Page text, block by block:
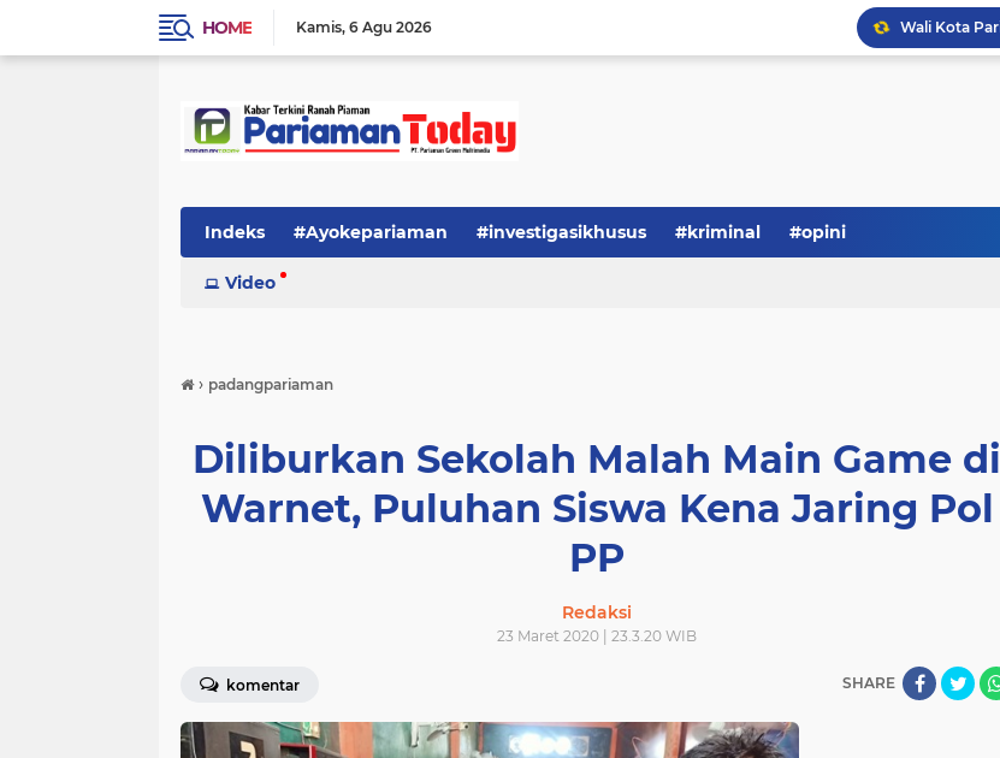
HOME Kamis 6 Agu 2026
Indeks #Ayokepariaman #investigasikhusus #kriminal #opini
Video
› padangpariaman
Diliburkan Sekolah Malah Main Game di
Warnet, Puluhan Siswa Kena Jaring Pol
PP
Redaksi
23 Maret 2020 | 23.3.20 WIB
komentar SHARE